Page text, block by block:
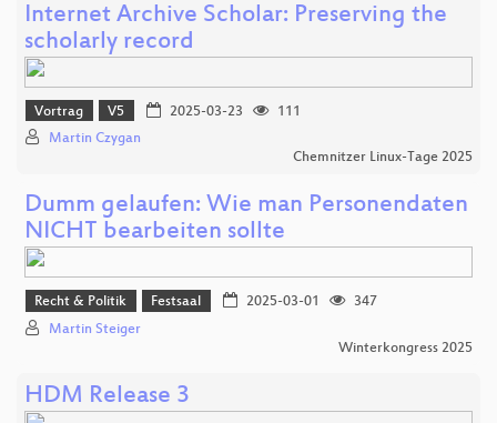
Internet Archive Scholar: Preserving the
scholarly record
Vortrag V5 2025-03-23
111
Martin Czygan
Chemnitzer Linux-Tage 2025
Dumm gelaufen: Wie man Personendaten
NICHT bearbeiten sollte
Recht & Politik Festsaal 2025-03-01
347
Martin Steiger
Winterkongress 2025
HDM Release 3